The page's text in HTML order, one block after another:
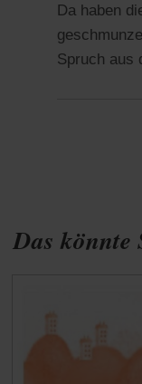
Das könnte
Da haben
Spruch aus